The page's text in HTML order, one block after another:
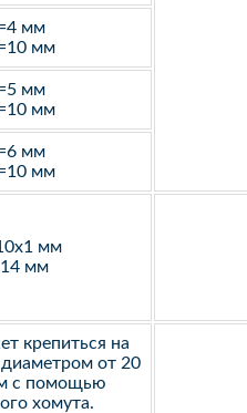
мм
мм
мм
мм
мм
мм
мм
мм
крепиться на
от 20
с помощью
хомута.